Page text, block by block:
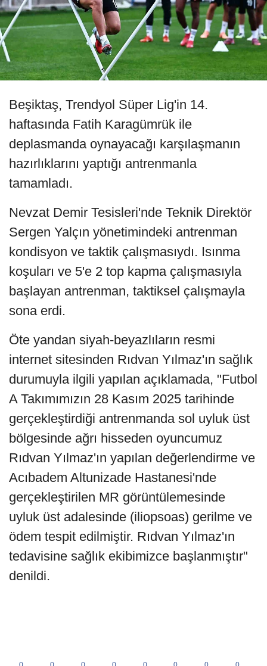
Beşiktaş, Trendyol Süper Lig'in 14.
haftasında Fatih Karagümrük ile
deplasmanda oynayacağı karşılaşmanın
hazırlıklarını yaptığı antrenmanla
tamamladı.
Nevzat Demir Tesisleri'nde Teknik Direktör
Sergen Yalçın yönetimindeki antrenman
kondisyon ve taktik çalışmasıydı. Isınma
koşuları ve 5'e 2 top kapma çalışmasıyla
başlayan antrenman, taktiksel çalışmayla
sona erdi.
Öte yandan siyah-beyazlıların resmi
internet sitesinden Rıdvan Yılmaz'ın sağlık
durumuyla ilgili yapılan açıklamada, "Futbol
A Takımımızın 28 Kasım 2025 tarihinde
gerçekleştirdiği antrenmanda sol uyluk üst
bölgesinde ağrı hisseden oyuncumuz
Rıdvan Yılmaz'ın yapılan değerlendirme ve
Acıbadem Altunizade Hastanesi'nde
gerçekleştirilen MR görüntülemesinde
uyluk üst adalesinde (iliopsoas) gerilme ve
ödem tespit edilmiştir. Rıdvan Yılmaz'ın
tedavisine sağlık ekibimizce başlanmıştır"
denildi.